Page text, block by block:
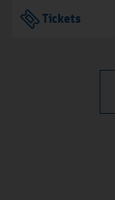
Tickets